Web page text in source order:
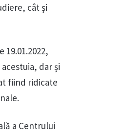
cât și
dar și
fiind ridicate
a Centrului